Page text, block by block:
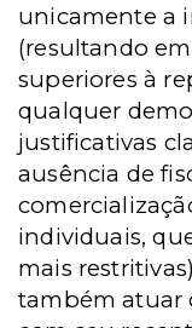
unicamente a
(resultando
superiores à
qualquer
justificativas
ausência de
individuais,
mais
também atuar